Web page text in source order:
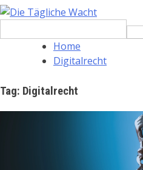
for:
Home
Digitalrecht
Tag: Digitalrecht